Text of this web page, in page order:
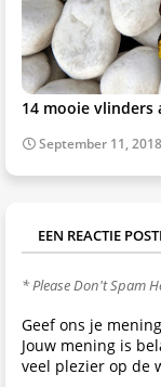
14 mooie
September 11, 2018
EEN REACTIE
* Please Don't Spam
Geef ons je
Jouw mening is
veel plezier op de